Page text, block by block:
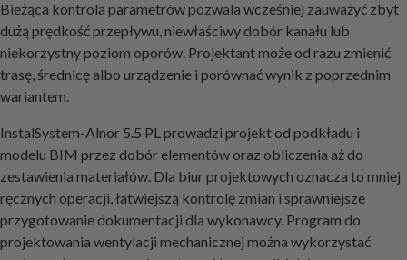
Bieżąca kontrola parametrów pozwala wcześniej zauważyć zbyt
dużą prędkość przepływu, niewłaściwy dobór kanału lub
niekorzystny poziom oporów. Projektant może od razu zmienić
trasę, średnicę albo urządzenie i porównać wynik z poprzednim
wariantem.
InstalSystem-Alnor 5.5 PL prowadzi projekt od podkładu i
modelu BIM przez dobór elementów oraz obliczenia aż do
zestawienia materiałów. Dla biur projektowych oznacza to mniej
ręcznych operacji, łatwiejszą kontrolę zmian i sprawniejsze
przygotowanie dokumentacji dla wykonawcy. Program do
projektowania wentylacji mechanicznej można wykorzystać